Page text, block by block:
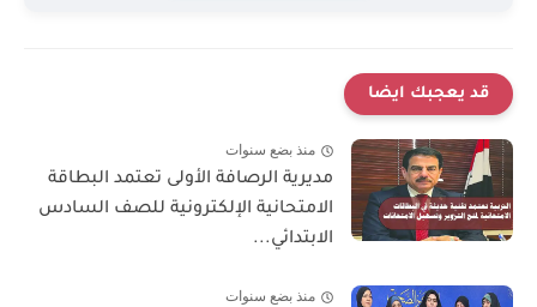
قد يعجبك ايضا
منذ بضع سنوات
مديرية الرصافة الأولى تعتمد البطاقة
الامتحانية الإلكترونية للصف السادس
الابتدائي...
منذ بضع سنوات